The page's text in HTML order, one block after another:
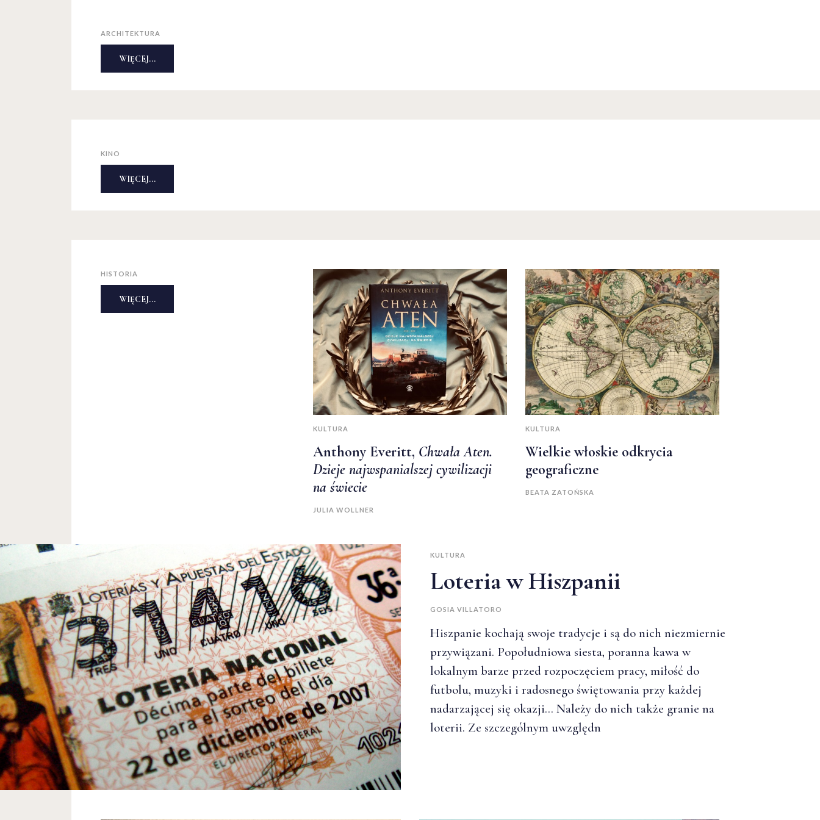
ARCHITEKTURA
WIĘCEJ...
KINO
WIĘCEJ...
HISTORIA
WIĘCEJ...
KULTURA
Anthony Everitt, Chwała Aten.
Dzieje najwspanialszej cywilizacji
na świecie
JULIA WOLLNER
KULTURA
Wielkie włoskie odkrycia
geograficzne
BEATA ZATOŃSKA
KULTURA
Loteria w Hiszpanii
GOSIA VILLATORO
Hiszpanie kochają swoje tradycje i są do nich niezmiernie
przywiązani. Popołudniowa siesta, poranna kawa w
lokalnym barze przed rozpoczęciem pracy, miłość do
futbolu, muzyki i radosnego świętowania przy każdej
nadarzającej się okazji... Należy do nich także granie na
loterii. Ze szczególnym uwzględn